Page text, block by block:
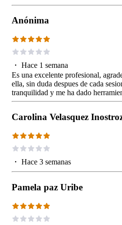
Anónima
・ Hace 1 semana
Es una excelente profesional,
ella, sin duda despues de cada
tranquilidad y me ha dado
Carolina Velasquez
・ Hace 3 semanas
Pamela paz Uribe